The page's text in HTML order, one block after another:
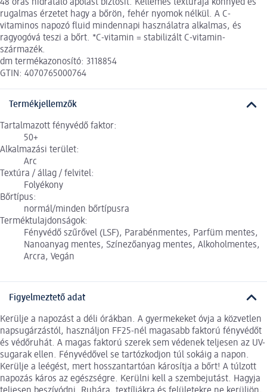
48 órás hidratáló ápolást biztosít. Kellemes textúrája könnyed és
rugalmas érzetet hagy a bőrön, fehér nyomok nélkül. A C-
vitaminos napozó fluid mindennapi használatra alkalmas, és
ragyogóvá teszi a bőrt. *C-vitamin = stabilizált C-vitamin-
származék.
dm termékazonosító: 3118854
GTIN: 4070765000764
Termékjellemzők
Tartalmazott fényvédő faktor:
50+
Alkalmazási terület:
Arc
Textúra / állag / felvitel:
Folyékony
Bőrtípus:
normál/minden bőrtípusra
Terméktulajdonságok:
Fényvédő szűrővel (LSF), Parabénmentes, Parfüm mentes,
Nanoanyag mentes, Színezőanyag mentes, Alkoholmentes,
Arcra, Vegán
Figyelmeztető adat
Kerülje a napozást a déli órákban. A gyermekeket óvja a közvetlen
napsugárzástól, használjon FF25-nél magasabb faktorú fényvédőt
és védőruhát. A magas faktorú szerek sem védenek teljesen az UV-
sugarak ellen. Fényvédővel se tartózkodjon túl sokáig a napon.
Kerülje a leégést, mert hosszantartóan károsítja a bőrt! A túlzott
napozás káros az egészségre. Kerülni kell a szembejutást. Hagyja